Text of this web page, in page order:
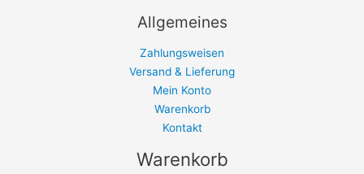
Allgemeines
Zahlungsweisen
Versand & Lieferung
Mein Konto
Warenkorb
Kontakt
Warenkorb